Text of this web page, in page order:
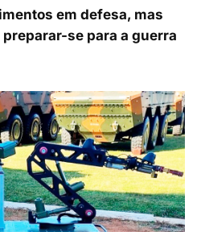
em defesa, mas
se para a guerra